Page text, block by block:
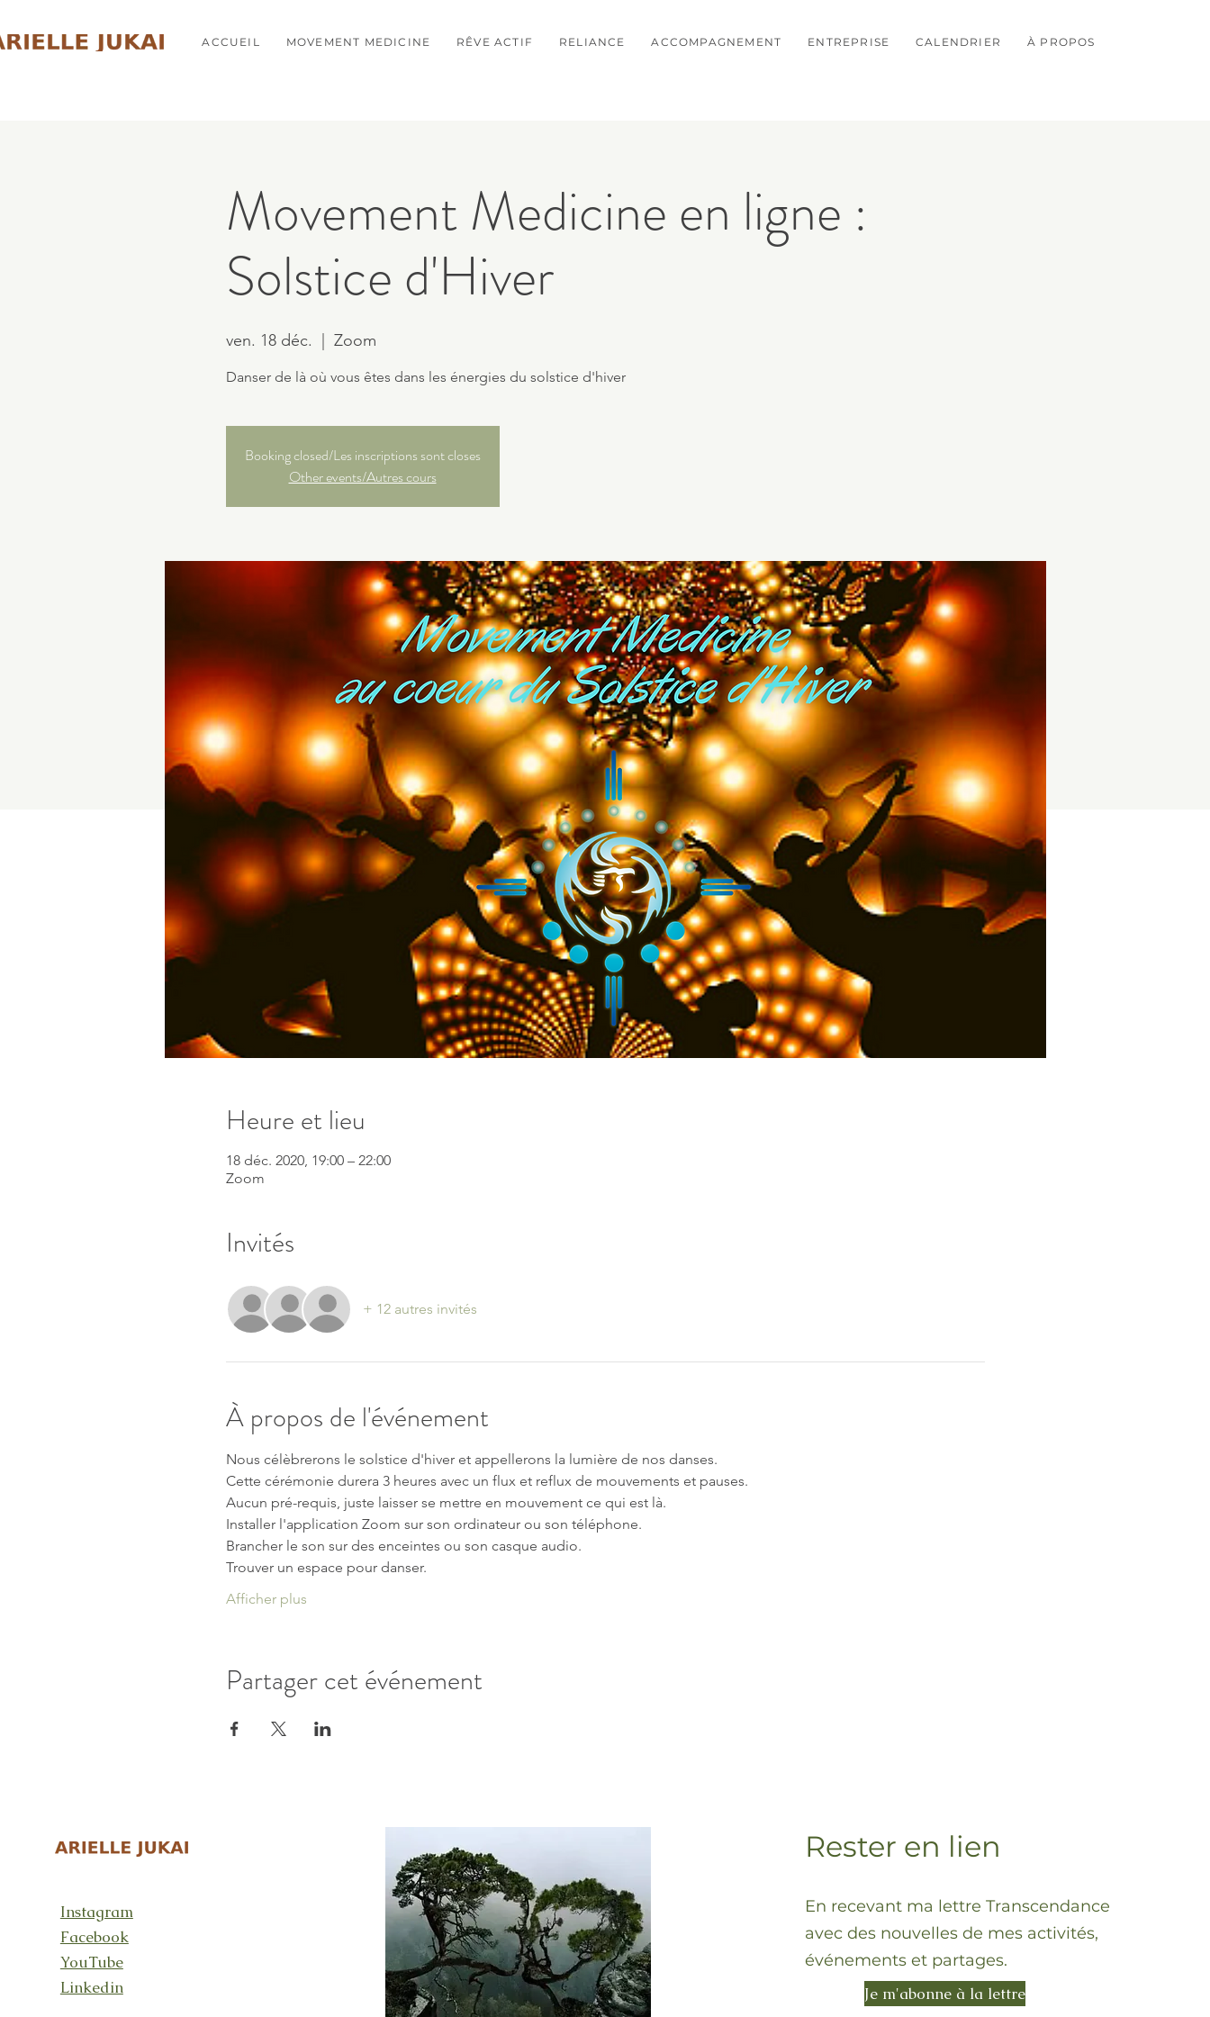
ACCUEIL MOVEMENT MEDICINE RÊVE ACTIF RELIANCE ACCOMPAGNEMENT ENTREPRISE CALENDRIER À PROPOS
Movement Medicine en ligne :
Solstice d'Hiver
ven. 18 déc. Zoom
Danser de là où vous êtes dans les énergies du solstice d'hiver
Booking closed/Les inscriptions sont closes
Other events/Autres cours
Heure et lieu
18 déc. 2020, 19:00 – 22:00
Zoom
Invités
+ 12 autres invités
À propos de l'événement
Nous célèbrerons le solstice d'hiver et appellerons la lumière de nos danses.
Cette cérémonie durera 3 heures avec un flux et reflux de mouvements et pauses.
Aucun pré-requis, juste laisser se mettre en mouvement ce qui est là.
Installer l'application Zoom sur son ordinateur ou son téléphone.
Brancher le son sur des enceintes ou son casque audio.
Trouver un espace pour danser.
Afficher plus
Partager cet événement
Instagram
Facebook
YouTube
Linkedin
Rester en lien
En recevant ma lettre Transcendance
avec des nouvelles de mes activités,
événements et partages.
Je m'abonne à la lettre